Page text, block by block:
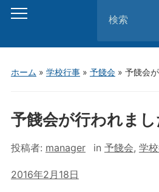
Toggle
menu
for:
ホーム » 学校行事» 予餞会» 予餞会
予餞会が行われまし
投稿者: manager in 予餞会, 学
2016年2月18日